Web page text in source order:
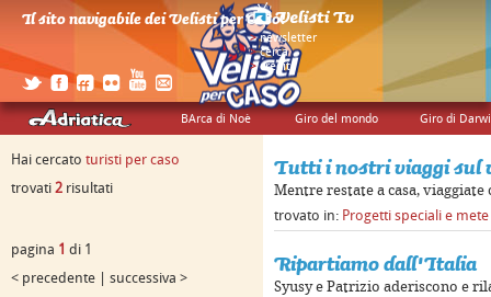
BArca di Noè Giro del mondo Giro di
Il sito navigabile dei Velisti per Caso!
> newsletter
> cerca
> credits
Hai cercato turisti per caso
trovati 2 risultati
pagina 1 di 1
< precedente | successiva >
Tutti i nostri viaggi sul
Mentre restate a casa, viaggiate
trovato in: Progetti speciali e
Ripartiamo dall'Italia
Syusy e Patrizio aderiscono e